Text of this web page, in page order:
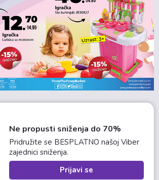
Ne propusti sniženja do 70%
Pridružite se BESPLATNO našoj Viber
zajednici sniženja.
Prijavi se